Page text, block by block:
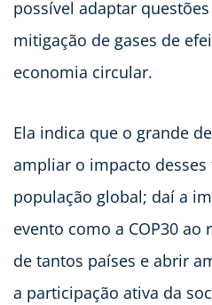
possível adaptar
mitigação de gases de
economia circular.
Ela indica que o grande
ampliar o impacto desses
população global; daí a
evento como a COP30 ao
de tantos países e abrir
a participação ativa da